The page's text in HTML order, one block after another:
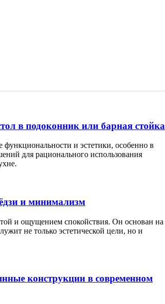
в подоконник или барная стойка
и эстетики, особенно в
для рационального использования
и минимализм
и ощущением спокойствия. Он основан на
не только эстетической цели, но и
конструкции в современном